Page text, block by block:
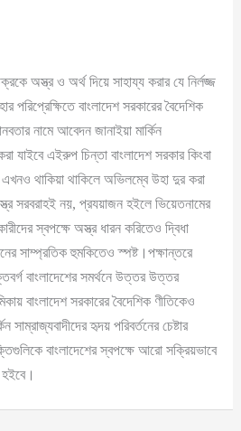
চক্রকে অস্ত্র ও অর্থ দিয়ে সাহায্য করার যে নির্লজ্জ
পরিপ্রেক্ষিতে বাংলাদেশ সরকারের বৈদেশিক
নামে আবেদন জানাইয়া মার্কিন
যাইবে এইরুপ চিন্তা বাংলাদেশ সরকার কিংবা
থাকিয়া থাকিলে অভিলম্বে উহা দুর করা
সরবরাহই নয়, প্রযয়াজন হইলে ভিয়েতনামের
স্বপক্ষে অস্ত্র ধারন করিতেও দ্বিধা
সাম্প্রতিক হুমকিতেও স্পষ্ট।পক্ষান্তরে
বাংলাদেশের সমর্থনে উত্তর উত্তর
বাংলাদেশ সরকারের বৈদেশিক ণীতিকেও
সাম্রাজ্যবাদীদের হৃদয় পরিবর্তনের চেষ্টার
বাংলাদেশের স্বপক্ষে আরো সক্রিয়ভাবে